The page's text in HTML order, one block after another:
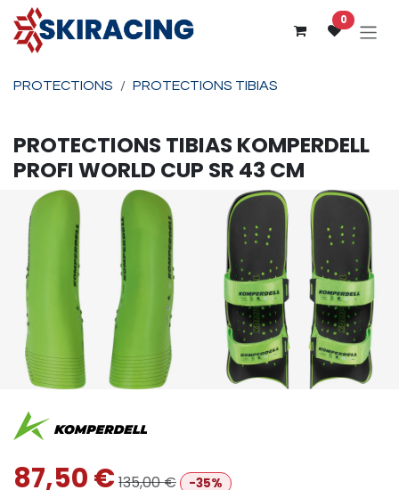
Se rendre au contenu
0
PROTECTIONS PROTECTIONS TIBIAS
PROTECTIONS TIBIAS KOMPERDELL
PROFI WORLD CUP SR 43 CM
87,50€135,00€ -35%